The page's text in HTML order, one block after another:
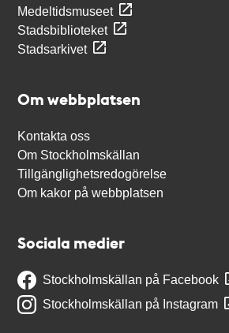
Medeltidsmuseet
Stadsbiblioteket
Stadsarkivet
Om webbplatsen
Kontakta oss
Om Stockholmskällan
Tillgänglighetsredogörelse
Om kakor på webbplatsen
Sociala medier
Stockholmskällan på Facebook
Stockholmskällan på Instagram